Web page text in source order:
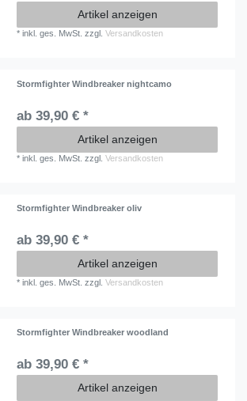
Artikel anzeigen
*inkl. ges. MwSt. zzgl.Versandkosten
Stormfighter Windbreaker nightcamo
ab 39,90 € *
Artikel anzeigen
*inkl. ges. MwSt. zzgl.Versandkosten
Stormfighter Windbreaker oliv
ab 39,90 € *
Artikel anzeigen
*inkl. ges. MwSt. zzgl.Versandkosten
Stormfighter Windbreaker woodland
ab 39,90 € *
Artikel anzeigen